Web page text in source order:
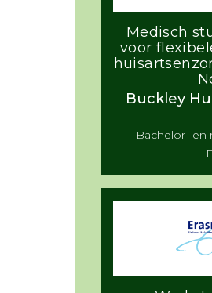
Medisch
voor
Buckley
Bachelor- en